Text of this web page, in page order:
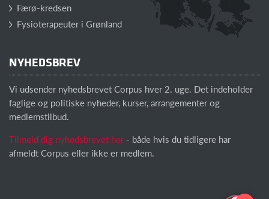
Færø-kredsen
Fysioterapeuter i Grønland
NYHEDSBREV
Vi udsender nyhedsbrevet Corpus hver 2. uge. Det indeholder
faglige og politiske nyheder, kurser, arrangementer og
medlemstilbud.
Tilmeld dig nyhedsbrevet her- både hvis du tidligere har
afmeldt Corpus eller ikke er medlem.